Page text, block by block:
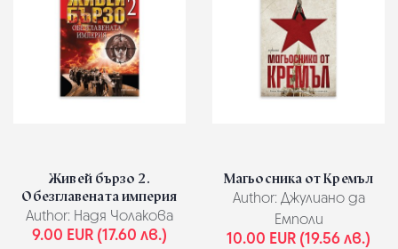
Живей бързо 2.
Обезглавената империя
Author: Надя Чолакова
9.00 EUR (17.60 лв.)
Магьосника от Кремъл
Author: Джулиано да
Емполи
10.00 EUR (19.56 лв.)